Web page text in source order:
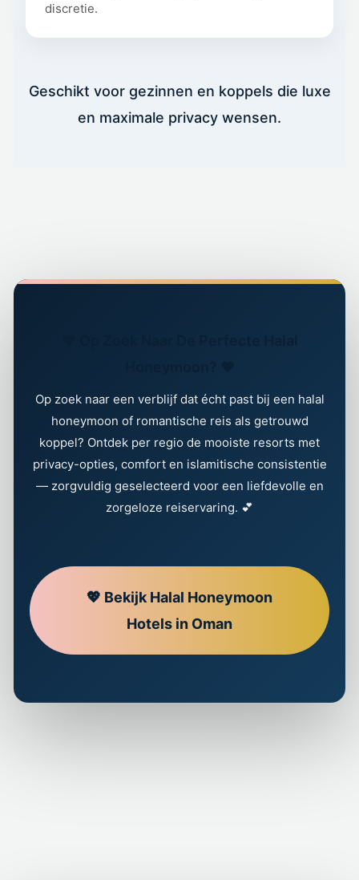
discretie.
Geschikt voor gezinnen en koppels die luxe
en maximale privacy wensen.
Op zoek naar een verblijf dat écht past bij een halal
honeymoon of romantische reis als getrouwd
koppel? Ontdek per regio de mooiste resorts met
privacy-opties, comfort en islamitische consistentie
— zorgvuldig geselecteerd voor een liefdevolle en
zorgeloze reiservaring. 💕
💖 Bekijk Halal Honeymoon
Hotels in Oman